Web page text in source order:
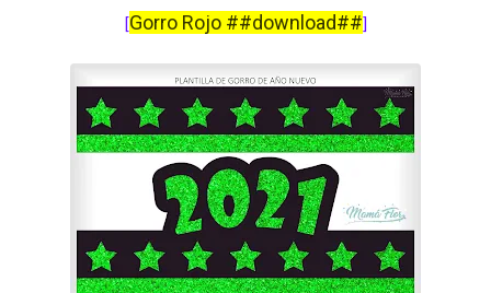
[Gorro Rojo ##download##]